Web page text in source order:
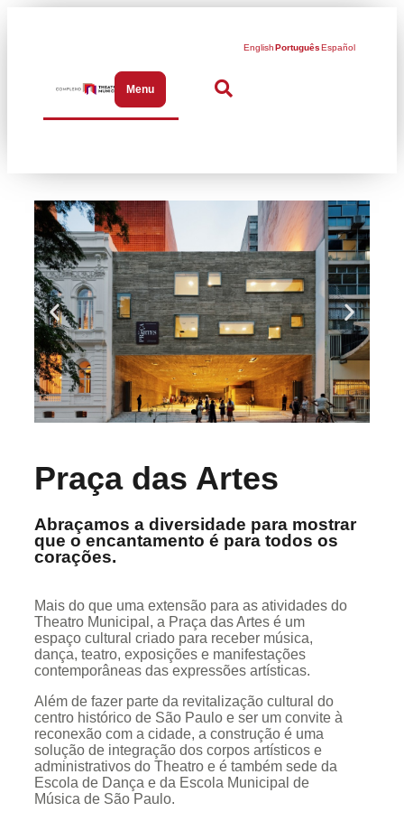
MenuAbrir menu de navegação
EnglishPortuguêsEspañol
Praça das Artes
Abraçamos a diversidade para mostrar
que o encantamento é para todos os
corações.
Mais do que uma extensão para as atividades do
Theatro Municipal, a Praça das Artes é um
espaço cultural criado para receber música,
dança, teatro, exposições e manifestações
contemporâneas das expressões artísticas.
Além de fazer parte da revitalização cultural do
centro histórico de São Paulo e ser um convite à
reconexão com a cidade, a construção é uma
solução de integração dos corpos artísticos e
administrativos do Theatro e é também sede da
Escola de Dança e da Escola Municipal de
Música de São Paulo.